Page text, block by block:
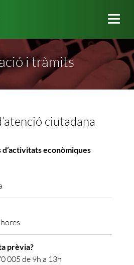
i tràmits
ciutadana
econòmiques
prèvia?
005 de 9h a 13h